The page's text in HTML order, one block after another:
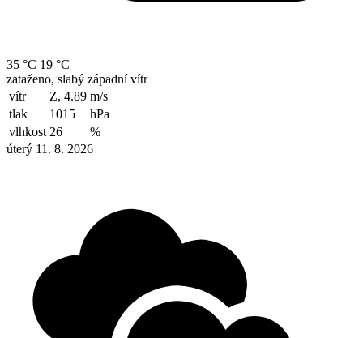
35 °C 19 °C
zataženo, slabý západní vítr
vítr
Z, 4.89 m/s
tlak
1015
hPa
vlhkost 26
%
úterý 11. 8. 2026